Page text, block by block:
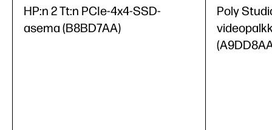
HP:n 2 Tt:n PCIe-4x4-SSD-
asema (B8BD7AA)
Poly